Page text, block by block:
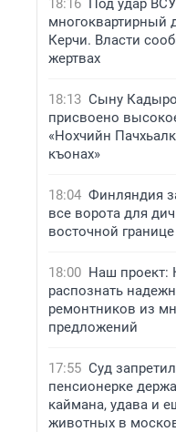
18:16 Под удар
многоквартирный
Керчи. Власти
жертвах
18:13 Сыну
присвоено
«Нохчийн
къонах»
18:04 Финляндия
все ворота для
восточной границе
18:00 Наш проект:
распознать
ремонтников из
предложений
17:55 Суд запретил
пенсионерке
каймана, удава и
животных в